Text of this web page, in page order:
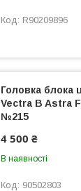
R90209896
Головка блока
Vectra B Astra F
№215
4 500 ₴
В наявності
90502803